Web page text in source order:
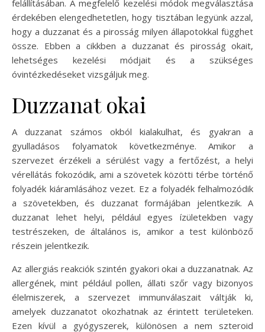
felállításában. A megfelelő kezelési módok megválasztása
érdekében elengedhetetlen, hogy tisztában legyünk azzal,
hogy a duzzanat és a pirosság milyen állapotokkal függhet
össze. Ebben a cikkben a duzzanat és pirosság okait,
lehetséges kezelési módjait és a szükséges
óvintézkedéseket vizsgáljuk meg.
Duzzanat okai
A duzzanat számos okból kialakulhat, és gyakran a
gyulladásos folyamatok következménye. Amikor a
szervezet érzékeli a sérülést vagy a fertőzést, a helyi
vérellátás fokozódik, ami a szövetek közötti térbe történő
folyadék kiáramlásához vezet. Ez a folyadék felhalmozódik
a szövetekben, és duzzanat formájában jelentkezik. A
duzzanat lehet helyi, például egyes ízületekben vagy
testrészeken, de általános is, amikor a test különböző
részein jelentkezik.
Az allergiás reakciók szintén gyakori okai a duzzanatnak. Az
allergének, mint például pollen, állati szőr vagy bizonyos
élelmiszerek, a szervezet immunválaszait váltják ki,
amelyek duzzanatot okozhatnak az érintett területeken.
Ezen kívül a gyógyszerek, különösen a nem szteroid